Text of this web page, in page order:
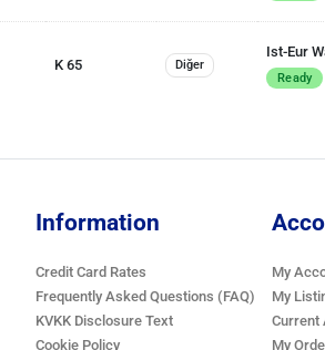
K 65 Diğer
Ist-Eur
Ready
Information
Credit Card Rates
Frequently Asked Questions (FAQ)
KVKK Disclosure Text
Cookie Policy
My
My
Current
My